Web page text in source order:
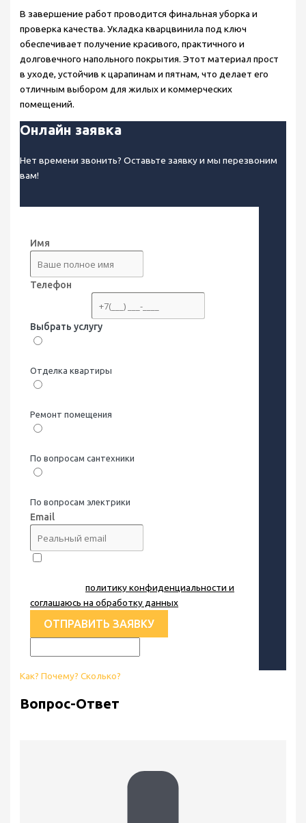
В завершение работ проводится финальная уборка и
проверка качества. Укладка кварцвинила под ключ
обеспечивает получение красивого, практичного и
долговечного напольного покрытия. Этот материал прост
в уходе, устойчив к царапинам и пятнам, что делает его
отличным выбором для жилых и коммерческих
помещений.
Онлайн заявка
Нет времени звонить? Оставьте заявку и мы перезвоним
вам!
Имя
Телефон
Выбрать услугу
Отделка квартиры
Ремонт помещения
По вопросам сантехники
По вопросам электрики
Email
Я принимаюполитику конфиденциальности и
соглашаюсь на обработку данных
ОТПРАВИТЬ ЗАЯВКУ
Как? Почему? Сколько?
Вопрос-Ответ